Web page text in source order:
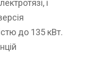
і
до 135 кВт.